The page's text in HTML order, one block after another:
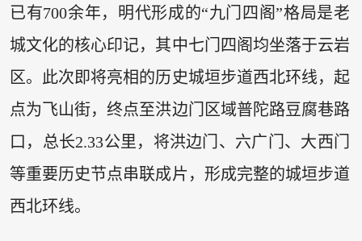
已有700余年，明代形成的“九门四阁”格局是老
城文化的核心印记，其中七门四阁均坐落于云岩
区。此次即将亮相的历史城垣步道西北环线，起
点为飞山街，终点至洪边门区域普陀路豆腐巷路
口，总长2.33公里，将洪边门、六广门、大西门
等重要历史节点串联成片，形成完整的城垣步道
西北环线。